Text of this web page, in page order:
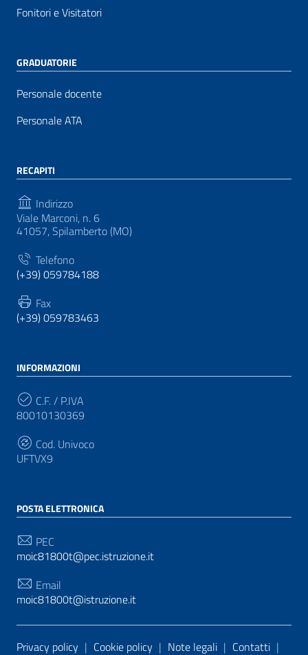
Fonitori e Visitatori
GRADUATORIE
Personale docente
Personale ATA
RECAPITI
Indirizzo
Viale Marconi, n. 6
41057, Spilamberto (MO)
Telefono
(+39) 059784188
Fax
(+39) 059783463
INFORMAZIONI
C.F. / P.IVA
80010130369
Cod. Univoco
UFTVX9
POSTA ELETTRONICA
PEC
moic81800t@pec.istruzione.it
Email
moic81800t@istruzione.it
Sezione Link Utili
Privacy policy | Cookie policy | Note legali | Contatti |